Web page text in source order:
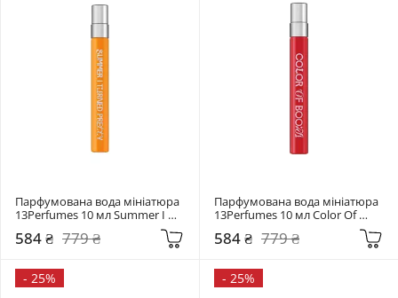
Парфумована вода мініатюра
13Perfumes 10 мл Summer I
584 ₴ 779 ₴
Парфумована вода мініатюра
13Perfumes 10 мл Color Of
584 ₴ 779 ₴
- 25% - 25%